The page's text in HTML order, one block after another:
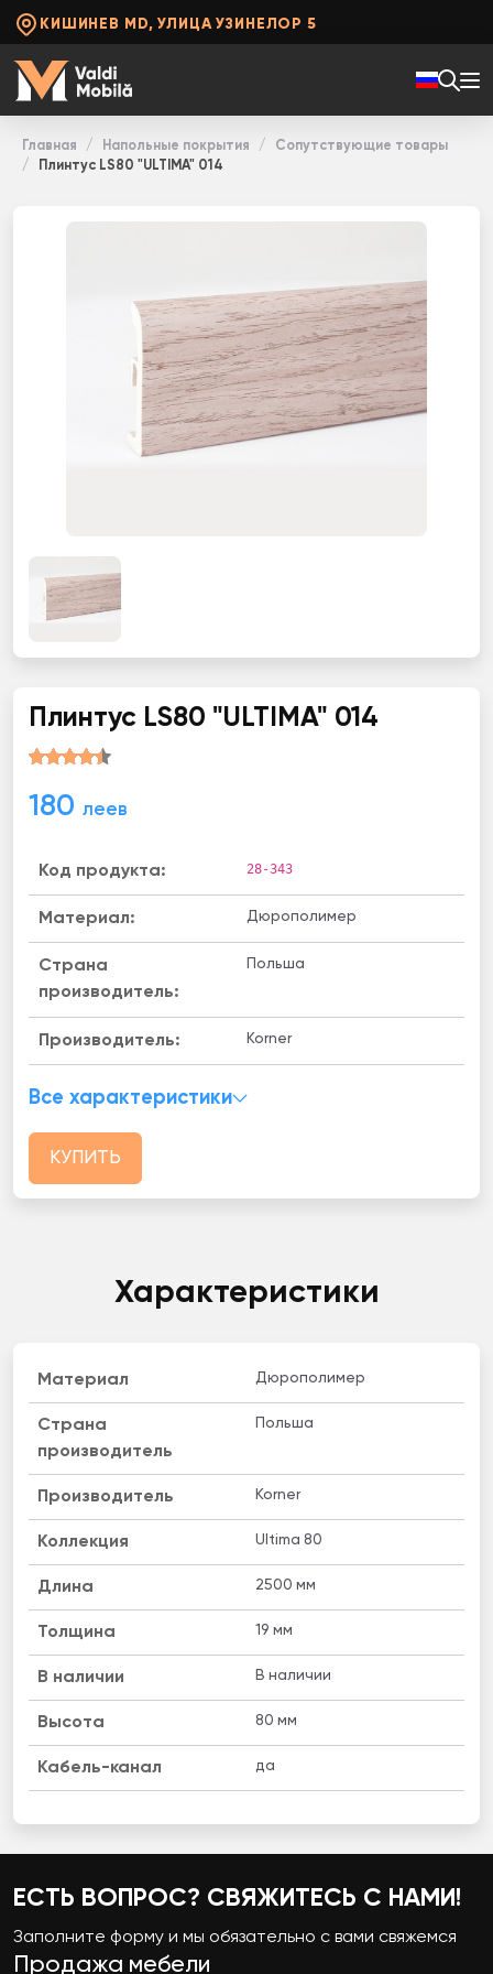
КИШИНЕВ MD, УЛИЦА УЗИНЕЛОР 5
Главная Напольные покрытия
Сопутствующие товары
Плинтус LS80 "ULTIMA" 014
Плинтус LS80 "ULTIMA" 014
180 леев
Код продукта: 28-343
Материал: Дюрополимер
Страна
производитель:
Польша
Производитель: Korner
Все характеристики
КУПИТЬ
Характеристики
Материал Дюрополимер
Страна
производитель
Польша
Производитель Korner
Коллекция Ultima 80
Длина 2500 мм
Толщина 19 мм
B наличии В наличии
Высота 80 мм
Кабель-канал да
ЕСТЬ ВОПРОС? СВЯЖИТЕСЬ С НАМИ!
Заполните форму и мы обязательно с вами свяжемся
Продажа мебели